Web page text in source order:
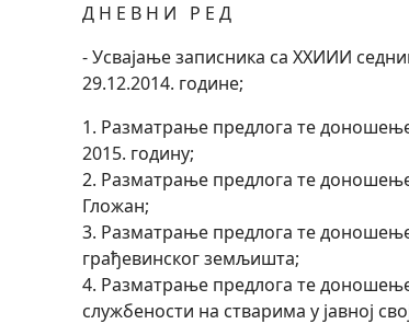
Д Н Е В Н И Р Е Д
- Усвајање записника са XXИИИ
29.12.2014. године;
1. Разматрање предлога те
2015. годину;
2. Разматрање предлога те
Гложан;
3. Разматрање предлога те
грађевинског земљишта;
4. Разматрање предлога те
службености на стварима у јавној